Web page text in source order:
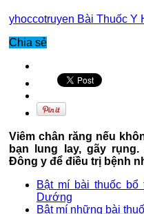
yhoccotruyen Bài Thuốc Y
Chia sẻ
Viêm chân răng nếu
bạn lung lay, gãy
Đông y để điều trị bệnh
Bật mí bài thuốc
Dướng
Bật mí những bài